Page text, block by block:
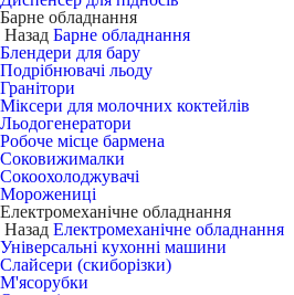
Барне обладнання
Назад Барне обладнання
Блендери для бару
Подрібнювачі льоду
Гранітори
Міксери для молочних коктейлів
Льодогенератори
Робоче місце бармена
Соковижималки
Сокоохолоджувачі
Морожениці
Електромеханічне обладнання
Назад Електромеханічне обладнання
Універсальні кухонні машини
Слайсери (скиборізки)
М'ясорубки